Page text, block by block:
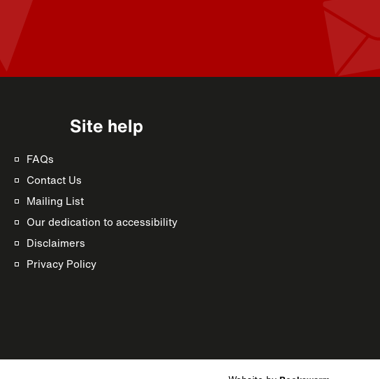
Site help
FAQs
Contact Us
Mailing List
Our dedication to accessibility
Disclaimers
Privacy Policy